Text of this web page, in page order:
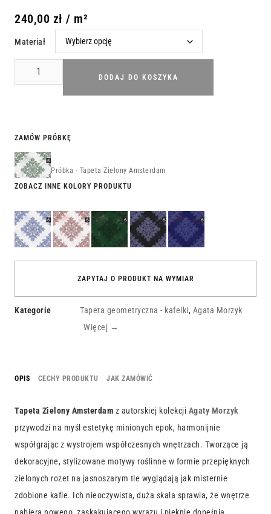
OPIS CECHY PRODUKTU JAK ZAMÓWIĆ
Tapeta Zielony Amsterdam z autorskiej kolekcji Agaty Morzyk
przywodzi na myśl estetykę minionych epok, harmonijnie
współgrając z wystrojem współczesnych wnętrzach. Tworzące ją
dekoracyjne, stylizowane motywy roślinne w formie przepięknych
zielonych rozet na jasnoszarym tle wyglądają jak misternie
zdobione kafle. Ich nieoczywista, duża skala sprawia, że wnętrze
nabiera nowego, zaskakującego wyrazu i pięknie dopełnia
240,00 zł / m²
Materiał
DODAJ DO KOSZYKA
ZAMÓW PRÓBKĘ
Próbka - Tapeta Zielony Amsterdam
Tapeta
Niebieska
Lizbona
Tapeta
Czerwona
Antwerpia
Tapeta
Zielony
Londyn
Tapeta
Czarny
Paryż
Tapeta
Niebieski
Wiedeń
ZOBACZ INNE KOLORY PRODUKTU
ZAPYTAJ O PRODUKT NA WYMIAR
Kategorie Tapeta geometryczna - kafelki, Agata Morzyk
Więcej →